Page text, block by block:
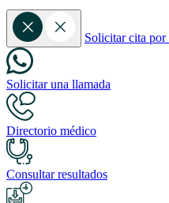
Solicitar cita por
Solicitar una llamada
Directorio médico
Consultar resultados